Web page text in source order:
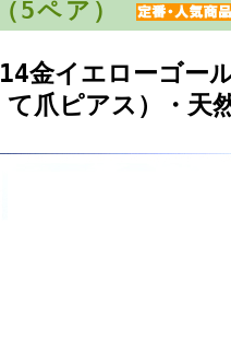
（5ペア）
14金イエローゴー
て爪ピアス）・天